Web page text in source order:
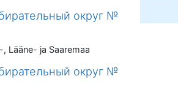
округ №
, Lääne- ja Saaremaa
округ №